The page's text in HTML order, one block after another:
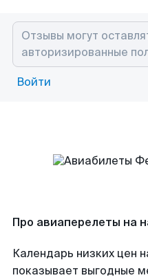
Войти
Про авиаперелеты на
Календарь низких цен
показывает выгодные